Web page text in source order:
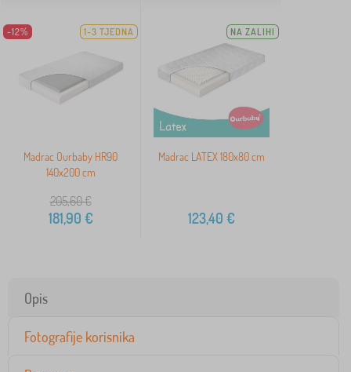
-12% 1-3 TJEDNA
Madrac Ourbaby HR90
140x200 cm
205,60€
181,90 €
NA ZALIHI
Madrac LATEX 180x80 cm
123,40 €
Opis
Fotografije korisnika